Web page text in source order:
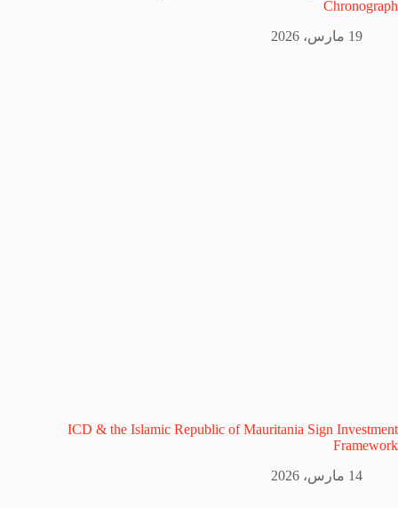
Chronograph
19 مارس، 2026
ICD & the Islamic Republic of Mauritania Sign Investment
Framework
14 مارس، 2026